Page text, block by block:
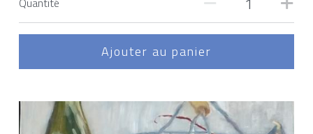
Ajouter au panier